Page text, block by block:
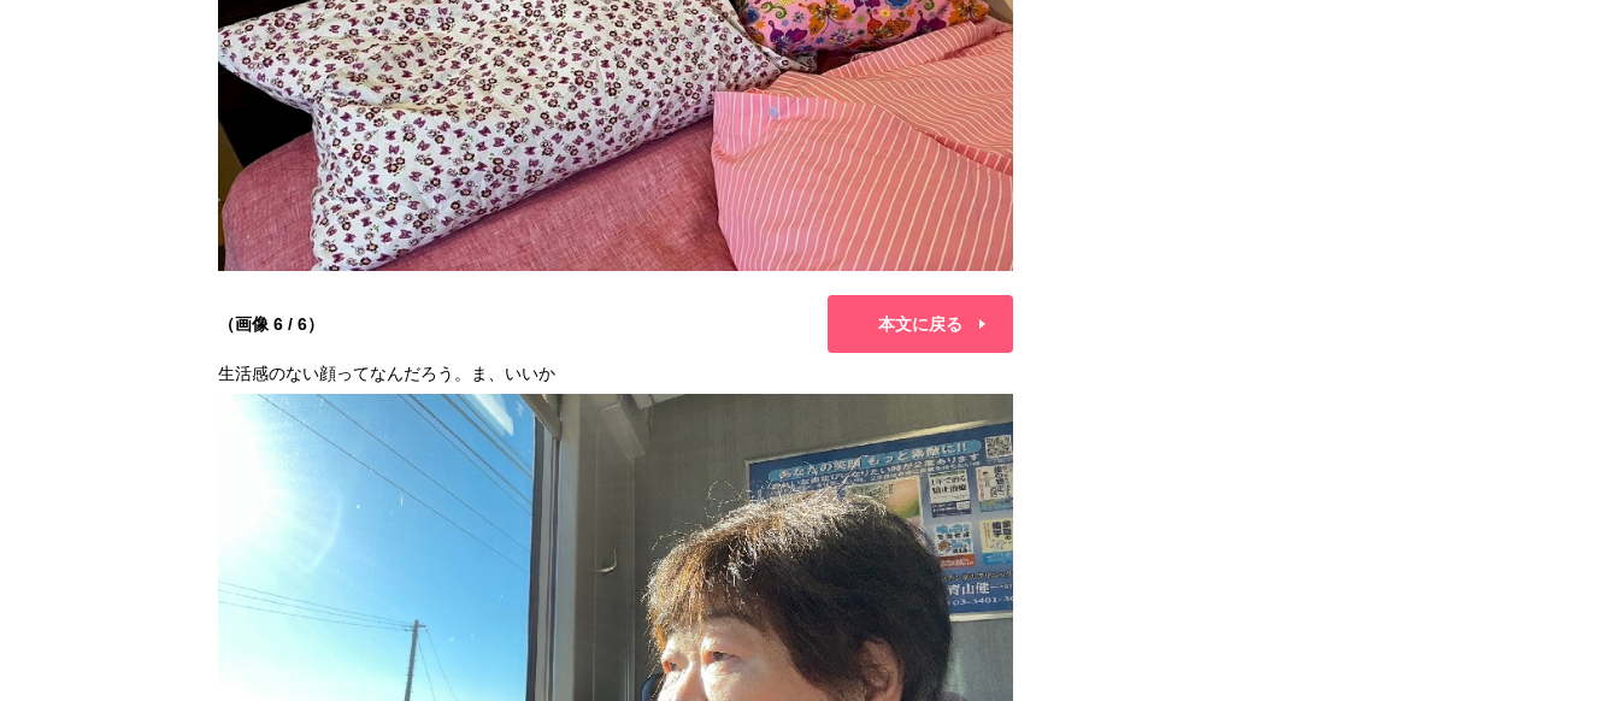
（画像 6 / 6） 本文に戻る
生活感のない顔ってなんだろう。ま、いいか